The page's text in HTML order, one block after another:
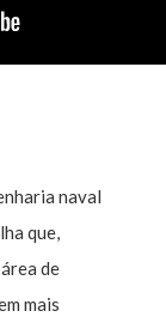
naval
que,
de
mais